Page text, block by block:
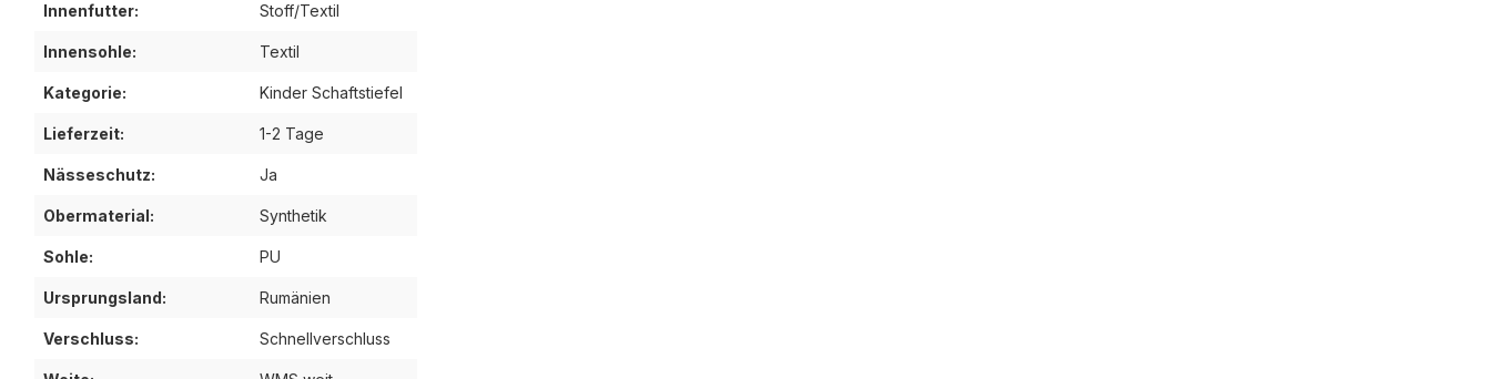
Innenfutter: Stoff/Textil
Innensohle: Textil
Kategorie: Kinder Schaftstiefel
Lieferzeit: 1-2 Tage
Nässeschutz: Ja
Obermaterial: Synthetik
Sohle: PU
Ursprungsland: Rumänien
Verschluss: Schnellverschluss